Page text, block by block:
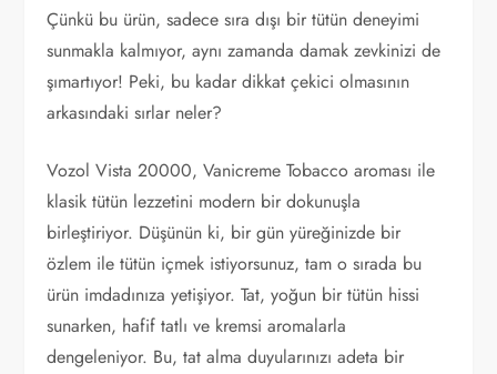
Çünkü bu ürün, sadece sıra dışı bir tütün deneyimi
sunmakla kalmıyor, aynı zamanda damak zevkinizi de
şımartıyor! Peki, bu kadar dikkat çekici olmasının
arkasındaki sırlar neler?
Vozol Vista 20000, Vanicreme Tobacco aroması ile
klasik tütün lezzetini modern bir dokunuşla
birleştiriyor. Düşünün ki, bir gün yüreğinizde bir
özlem ile tütün içmek istiyorsunuz, tam o sırada bu
ürün imdadınıza yetişiyor. Tat, yoğun bir tütün hissi
sunarken, hafif tatlı ve kremsi aromalarla
dengeleniyor. Bu, tat alma duyularınızı adeta bir